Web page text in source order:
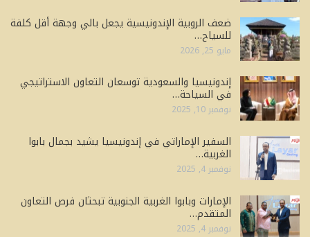
ضعف الروبية الإندونيسية يجعل بالي وجهة أقل كلفة
للسياح…
مايو 25, 2026
إندونيسيا والسعودية توسعان التعاون الاستراتيجي
في السياحة…
نوفمبر 10, 2025
السفير الإماراتي في إندونيسيا يشيد بجمال بابوا
الغربية…
نوفمبر 4, 2025
الإمارات وبابوا الغربية الجنوبية تبحثان فرص التعاون
المتقدم…
نوفمبر 4, 2025